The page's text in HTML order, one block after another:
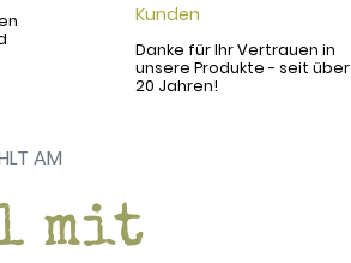
Kunden
Danke für Ihr Vertrauen in
unsere Produkte - seit über
20 Jahren!
AM
mit